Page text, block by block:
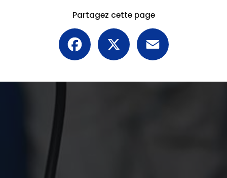
Partagez cette page
Facebook